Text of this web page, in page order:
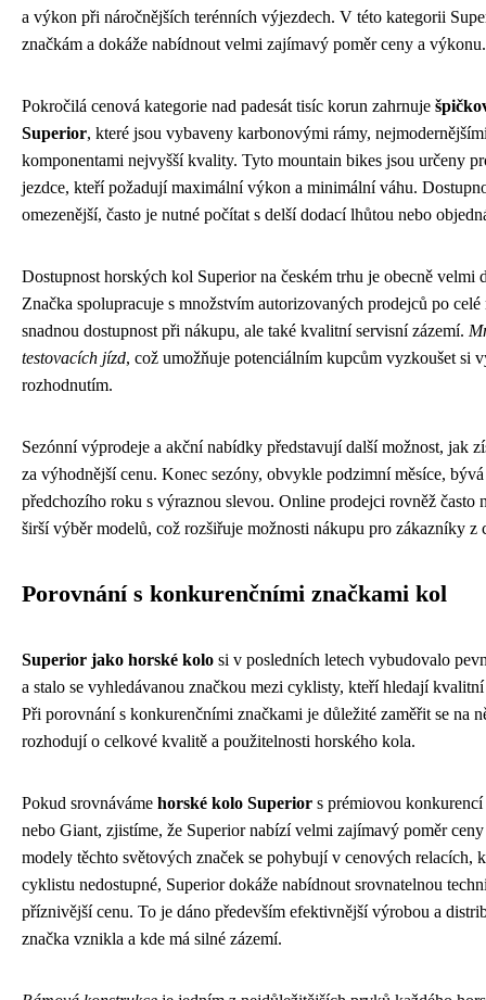
a výkon při náročnějších terénních výjezdech. V této kategorii
značkám a dokáže nabídnout velmi zajímavý poměr ceny a výkonu.
Pokročilá cenová kategorie nad padesát tisíc korun zahrnuje
Superior, které jsou vybaveny karbonovými rámy,
komponentami nejvyšší kvality. Tyto mountain bikes jsou určeny
jezdce, kteří požadují maximální výkon a minimální váhu.
omezenější, často je nutné počítat s delší dodací lhůtou nebo
Dostupnost horských kol Superior na českém trhu je obecně
Značka spolupracuje s množstvím autorizovaných prodejců po
snadnou dostupnost při nákupu, ale také kvalitní servisní zázemí.
testovacích jízd, což umožňuje potenciálním kupcům vyzkoušet si
rozhodnutím.
Sezónní výprodeje a akční nabídky představují další možnost, jak
za výhodnější cenu. Konec sezóny, obvykle podzimní měsíce,
předchozího roku s výraznou slevou. Online prodejci rovněž často
širší výběr modelů, což rozšiřuje možnosti nákupu pro zákazníky z
Porovnání s konkurenčními značkami kol
Superior jako horské kolo si v posledních letech vybudovalo
a stalo se vyhledávanou značkou mezi cyklisty, kteří hledají
Při porovnání s konkurenčními značkami je důležité zaměřit se na
rozhodují o celkové kvalitě a použitelnosti horského kola.
Pokud srovnáváme horské kolo Superior s prémiovou
nebo Giant, zjistíme, že Superior nabízí velmi zajímavý poměr
modely těchto světových značek se pohybují v cenových relacích,
cyklistu nedostupné, Superior dokáže nabídnout srovnatelnou
příznivější cenu. To je dáno především efektivnější výrobou a
značka vznikla a kde má silné zázemí.